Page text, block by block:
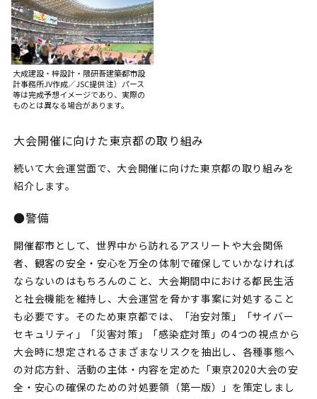
大成建設・梓設計・隈研吾建築都市設
計事務所JV作成／JSC提供 注）パース
等は完成予想イメージであり、実際の
ものとは異なる場合があります。
大会開催に向けた東京都の取り組み
続いて大会運営面で、大会開催に向けた東京都の取り組みを
紹介します。
●警備
開催都市として、世界中から訪れるアスリートや大会関係
者、観客の安全・安心を万全の体制で確保していかなければ
ならないのはもちろんのこと、大会期間中における都民生活
と社会機能を維持し、大会運営を脅かす事案に対処すること
も必要です。そのため東京都では、「治安対策」「サイバー
セキュリティ」「災害対策」「感染症対策」の4つの視点から
大会時に想定されるさまざまなリスクを抽出し、各種事態へ
の対応方針、活動の主体・内容を定めた「東京2020大会の安
全・安心の確保のための対処要領（第一版）」を策定しまし